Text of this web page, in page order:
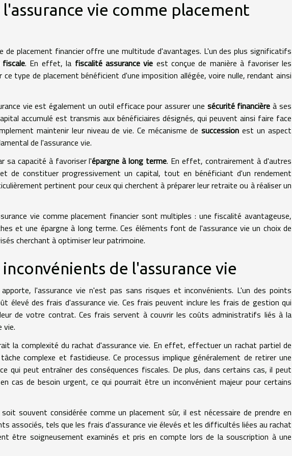
l'assurance vie comme placement
de placement financier offre une multitude d'avantages. L'un des plus significatifs
. En effet, la fiscalité assurance vie est conçue de manière à favoriser les
type de placement bénéficient d'une imposition allégée, voire nulle, rendant ainsi
vie est également un outil efficace pour assurer une sécurité financière à ses
accumulé est transmis aux bénéficiaires désignés, qui peuvent ainsi faire face
maintenir leur niveau de vie. Ce mécanisme desuccession est un aspect
de l'assurance vie.
sa capacité à favoriser l'épargne à long terme. En effet, contrairement à d'autres
de constituer progressivement un capital, tout en bénéficiant d'un rendement
pertinent pour ceux qui cherchent à préparer leur retraite ou à réaliser un
vie comme placement financier sont multiples : une fiscalité avantageuse,
et une épargne à long terme. Ces éléments font de l'assurance vie un choix de
cherchant à optimiser leur patrimoine.
de l'assurance vie
l'assurance vie n'est pas sans risques et inconvénients. L'un des points
élevé des frais d'assurance vie. Ces frais peuvent inclure les frais de gestion qui
de votre contrat. Ces frais servent à couvrir les coûts administratifs liés à la
vie.
la complexité du rachat d'assurance vie. En effet, effectuer un rachat partiel de
complexe et fastidieuse. Ce processus implique généralement de retirer une
qui peut entraîner des conséquences fiscales. De plus, dans certains cas, il peut
cas de besoin urgent, ce qui pourrait être un inconvénient majeur pour certains
souvent considérée comme un placement sûr, il est nécessaire de prendre en
associés, tels que les frais d'assurance vie élevés et les difficultés liées au rachat
être soigneusement examinés et pris en compte lors de la souscription à une